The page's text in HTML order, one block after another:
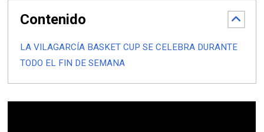
Contenido
LA VILAGARCÍA BASKET CUP SE CELEBRA DURANTE
TODO EL FIN DE SEMANA